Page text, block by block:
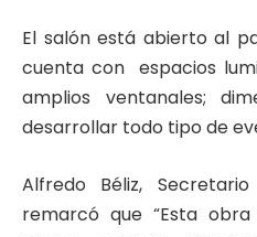
El salón está abierto al
cuenta con espacios
amplios ventanales;
desarrollar todo tipo de
Alfredo Béliz,
remarcó que “Esta